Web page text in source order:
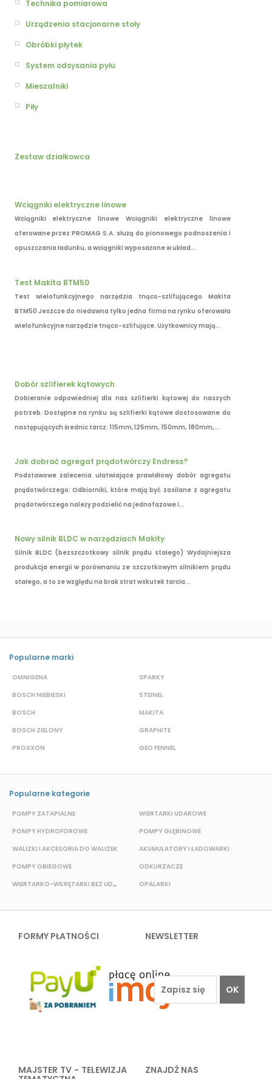
Technika pomiarowa
Urządzenia stacjonarne stoły
Obróbki płytek
System odsysania pyłu
Mieszalniki
Piły
Zestaw działkowca
Wciągniki elektryczne linowe
Wciągniki elektryczne linowe Wciągniki elektryczne linowe
oferowane przez PROMAG S.A. służą do pionowego podnoszenia i
opuszczania ładunku, a wciągniki wyposażone w układ...
Test Makita BTM50
Test wielofunkcyjnego narzędzia tnąco-szlifującego Makita
BTM50 Jeszcze do niedawna tylko jedna firma na rynku oferowała
wielofunkcyjne narzędzie tnąco-szlifujące. Użytkownicy mają...
Dobór szlifierek kątowych
Dobieranie odpowiedniej dla nas szlifierki kątowej do naszych
potrzeb. Dostępne na rynku są szlifierki kątowe dostosowane do
następujących średnic tarcz: 115mm,125mm, 150mm, 180mm,...
Jak dobrać agregat prądotwórczy Endress?
Podstawowe zalecenia ułatwiające prawidłowy dobór agregatu
prądotwórczego: Odbiorniki, które mają być zasilane z agregatu
prądotwórczego należy podzielić na jednofazowe i...
Nowy silnik BLDC w narzędziach Makity
Silnik BLDC (bezszczotkowy silnik prądu stałego) Wydajniejsza
produkcja energii w porównaniu ze szczotkowym silnikiem prądu
stałego, a to ze względu na brak strat wskutek tarcia...
Popularne marki
OMNIGENA
BOSCH NIEBIESKI
BOSCH
BOSCH ZIELONY
PROXXON
SPARKY
STEINEL
MAKITA
GRAPHITE
GEO FENNEL
Popularne kategorie
POMPY ZATAPIALNE
POMPY HYDROFOROWE
WALIZKI I AKCESORIA DO WALIZEK
POMPY OBIEGOWE
WIERTARKO-WKRĘTARKI BEZ UDAROWE
WIERTARKI UDAROWE
POMPY GŁĘBINOWE
AKUMULATORY I ŁADOWARKI
ODKURZACZE
OPALARKI
FORMY PŁATNOŚCI NEWSLETTER
OK
MAJSTER TV - TELEWIZJA ZNAJDŹ NAS